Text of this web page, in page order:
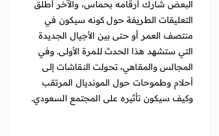
البعض شارك أرقامه بحماس، والآخر أطلق
التعليقات الطريفة حول كونه سيكون في
منتصف العمر أو حتى بين الأجيال الجديدة
التي ستشهد هذا الحدث للمرة الأولى. وفي
المجالس والمقاهي، تحولت النقاشات إلى
أحلام وطموحات حول المونديال المرتقب
وكيف سيكون تأثيره على المجتمع السعودي.